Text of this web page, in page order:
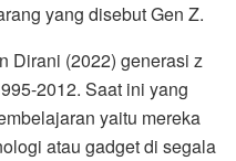
yang disebut Gen Z.
Dirani (2022) generasi z
2012. Saat ini yang
yaitu mereka
atau gadget di segala